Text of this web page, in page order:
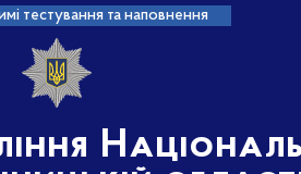
тестування та наповнення